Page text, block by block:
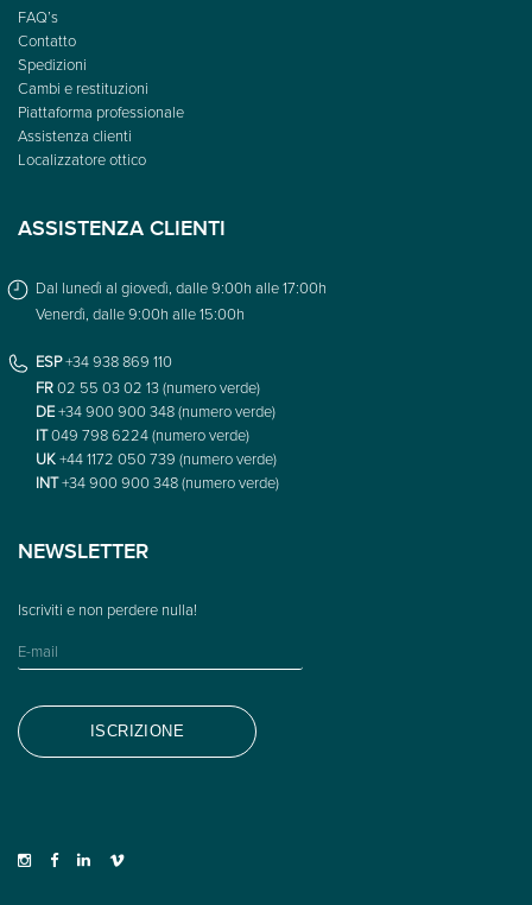
FAQ’s
Contatto
Spedizioni
Cambi e restituzioni
Piattaforma professionale
Assistenza clienti
Localizzatore ottico
ASSISTENZA CLIENTI
Dal lunedì al giovedì, dalle 9:00h alle 17:00h
Venerdì, dalle 9:00h alle 15:00h
ESP+34 938 869 110
FR02 55 03 02 13 (numero verde)
DE+34 900 900 348 (numero verde)
IT049 798 6224 (numero verde)
UK+44 1172 050 739 (numero verde)
INT+34 900 900 348 (numero verde)
NEWSLETTER